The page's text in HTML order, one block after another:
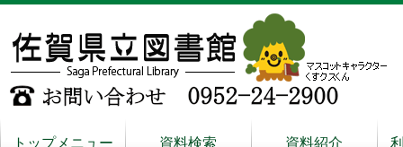
トップメニュー 資料検索 資料紹介